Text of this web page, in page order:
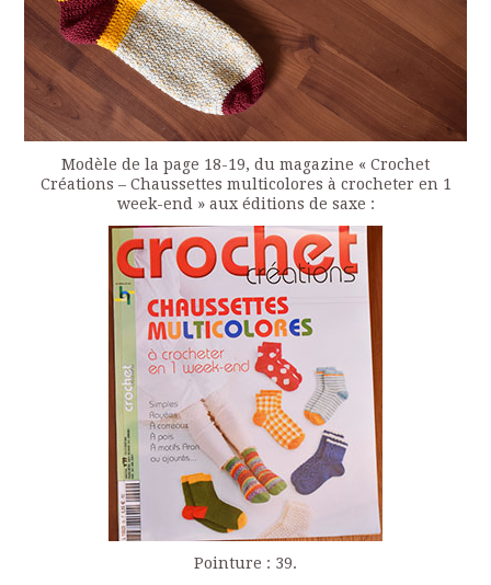
Modèle de la page 18-19, du magazine « Crochet
Créations – Chaussettes multicolores à crocheter en 1
week-end » aux éditions de saxe :
Pointure : 39.